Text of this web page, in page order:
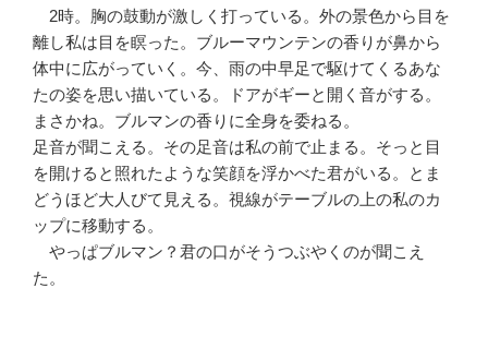
2時。胸の鼓動が激しく打っている。外の景色から目を
離し私は目を瞑った。ブルーマウンテンの香りが鼻から
体中に広がっていく。今、雨の中早足で駆けてくるあな
たの姿を思い描いている。ドアがギーと開く音がする。
まさかね。ブルマンの香りに全身を委ねる。
足音が聞こえる。その足音は私の前で止まる。そっと目
を開けると照れたような笑顔を浮かべた君がいる。とま
どうほど大人びて見える。視線がテーブルの上の私のカ
ップに移動する。
やっぱブルマン？君の口がそうつぶやくのが聞こえ
た。